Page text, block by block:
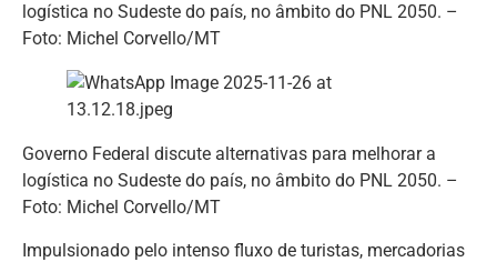
logística no Sudeste do país, no âmbito do PNL 2050. –
Foto: Michel Corvello/MT
Governo Federal discute alternativas para melhorar a
logística no Sudeste do país, no âmbito do PNL 2050. –
Foto: Michel Corvello/MT
Impulsionado pelo intenso fluxo de turistas, mercadorias